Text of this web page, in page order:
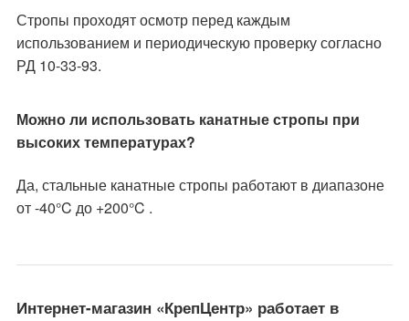
Стропы проходят осмотр перед каждым
использованием и периодическую проверку согласно
РД 10-33-93.
Можно ли использовать канатные стропы при
высоких температурах?
Да, стальные канатные стропы работают в диапазоне
от -40°C до +200°C .
Интернет-магазин «КрепЦентр» работает в